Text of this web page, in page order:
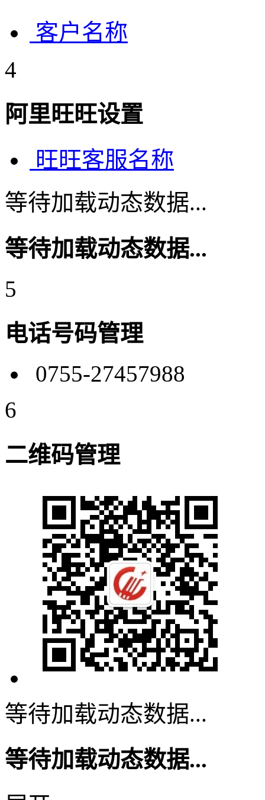
客户名称
4
阿里旺旺设置
旺旺客服名称
等待加载动态数据...
等待加载动态数据...
5
电话号码管理
0755-27457988
6
二维码管理
等待加载动态数据...
等待加载动态数据...